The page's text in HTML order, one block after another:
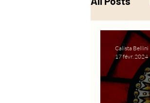
Musique
Calista Bellini
17 févr. 2024